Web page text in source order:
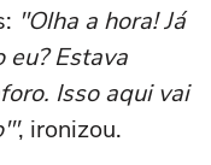
"Olha a hora! Já
Estava
Isso aqui vai
, ironizou.